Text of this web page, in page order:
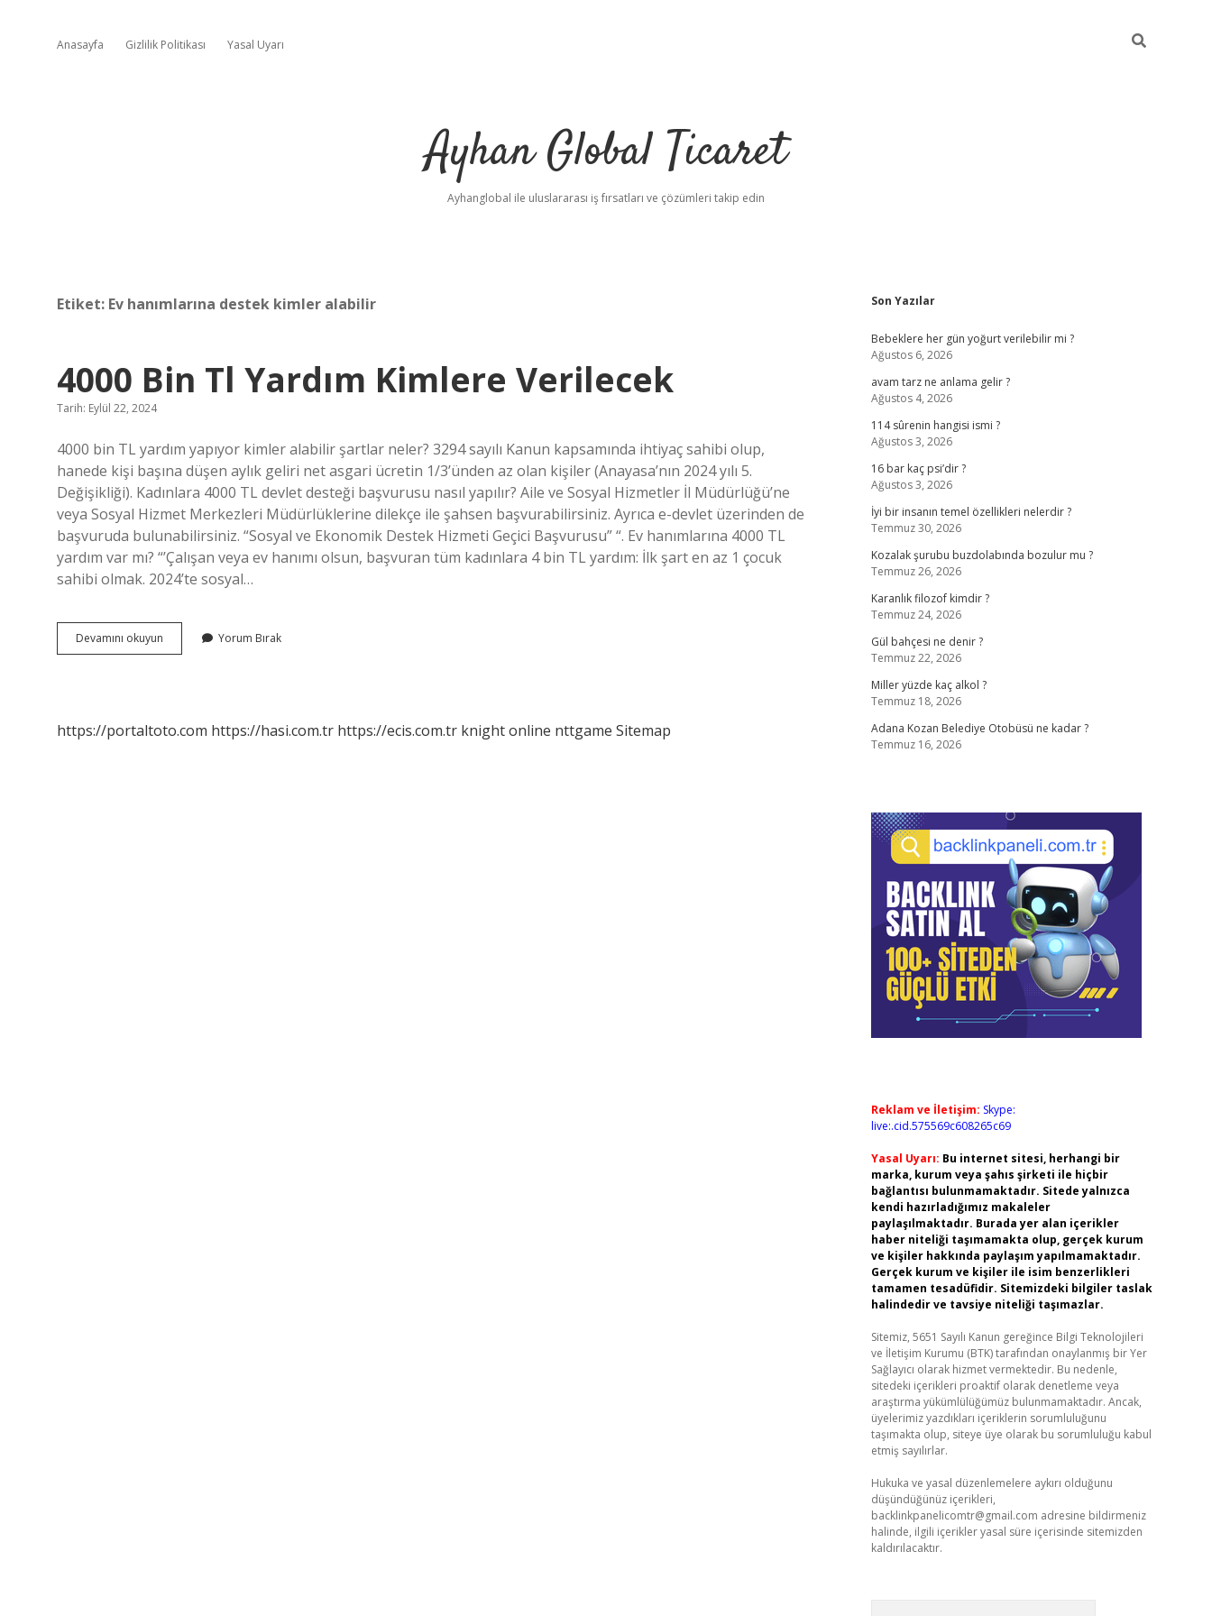
Anasayfa Gizlilik Politikası Yasal Uyarı
Ayhan Global Ticaret
Ayhanglobal ile uluslararası iş fırsatları ve çözümleri takip edin
Etiket: Ev hanımlarına destek kimler alabilir
4000 Bin Tl Yardım Kimlere Verilecek
Tarih: Eylül 22, 2024
4000 bin TL yardım yapıyor kimler alabilir şartlar neler? 3294 sayılı Kanun kapsamında ihtiyaç sahibi olup,
hanede kişi başına düşen aylık geliri net asgari ücretin 1/3’ünden az olan kişiler (Anayasa’nın 2024 yılı 5.
Değişikliği). Kadınlara 4000 TL devlet desteği başvurusu nasıl yapılır? Aile ve Sosyal Hizmetler İl Müdürlüğü’ne
veya Sosyal Hizmet Merkezleri Müdürlüklerine dilekçe ile şahsen başvurabilirsiniz. Ayrıca e-devlet üzerinden de
başvuruda bulunabilirsiniz. “Sosyal ve Ekonomik Destek Hizmeti Geçici Başvurusu” “. Ev hanımlarına 4000 TL
yardım var mı? “’Çalışan veya ev hanımı olsun, başvuran tüm kadınlara 4 bin TL yardım: İlk şart en az 1 çocuk
sahibi olmak. 2024’te sosyal…
Devamını okuyun
Bin
Yorum Bırak
https://portaltoto.com https://hasi.com.tr https://ecis.com.tr knight online nttgame Sitemap
Sidebar
Son Yazılar
Bebeklere her gün yoğurt verilebilir mi ?
Ağustos 6, 2026
avam tarz ne anlama gelir ?
Ağustos 4, 2026
114 sûrenin hangisi ismi ?
Ağustos 3, 2026
16 bar kaç psi’dir ?
Ağustos 3, 2026
İyi bir insanın temel özellikleri nelerdir ?
Temmuz 30, 2026
Kozalak şurubu buzdolabında bozulur mu ?
Temmuz 26, 2026
Karanlık filozof kimdir ?
Temmuz 24, 2026
Gül bahçesi ne denir ?
Temmuz 22, 2026
Miller yüzde kaç alkol ?
Temmuz 18, 2026
Adana Kozan Belediye Otobüsü ne kadar ?
Temmuz 16, 2026
Reklam ve İletişim: Skype:
live:.cid.575569c608265c69
Yasal Uyarı: Bu internet sitesi, herhangi bir
marka, kurum veya şahıs şirketi ile hiçbir
bağlantısı bulunmamaktadır. Sitede yalnızca
kendi hazırladığımız makaleler
paylaşılmaktadır. Burada yer alan içerikler
haber niteliği taşımamakta olup, gerçek kurum
ve kişiler hakkında paylaşım yapılmamaktadır.
Gerçek kurum ve kişiler ile isim benzerlikleri
tamamen tesadüfidir. Sitemizdeki bilgiler taslak
halindedir ve tavsiye niteliği taşımazlar.
Sitemiz, 5651 Sayılı Kanun gereğince Bilgi Teknolojileri
ve İletişim Kurumu (BTK) tarafından onaylanmış bir Yer
Sağlayıcı olarak hizmet vermektedir. Bu nedenle,
sitedeki içerikleri proaktif olarak denetleme veya
araştırma yükümlülüğümüz bulunmamaktadır. Ancak,
üyelerimiz yazdıkları içeriklerin sorumluluğunu
taşımakta olup, siteye üye olarak bu sorumluluğu kabul
etmiş sayılırlar.
Hukuka ve yasal düzenlemelere aykırı olduğunu
düşündüğünüz içerikleri,
backlinkpanelicomtr@gmail.com adresine bildirmeniz
halinde, ilgili içerikler yasal süre içerisinde sitemizden
kaldırılacaktır.